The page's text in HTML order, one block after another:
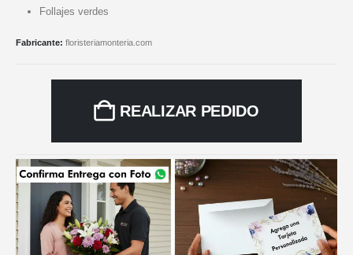
Follajes verdes
Fabricante: floristeriamonteria.com
REALIZAR PEDIDO